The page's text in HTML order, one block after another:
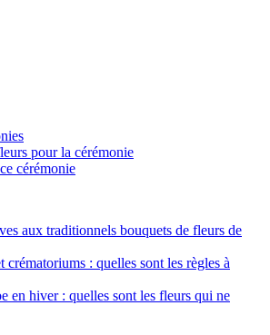
pour la cérémonie
cérémonie
aux traditionnels bouquets de fleurs de
crématoriums : quelles sont les règles à
en hiver : quelles sont les fleurs qui ne